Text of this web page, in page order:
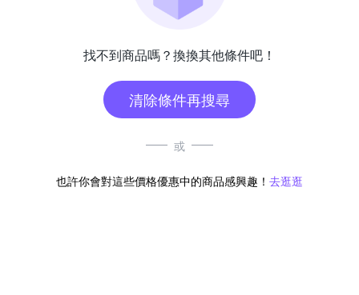
找不到商品嗎？換換其他條件吧！
清除條件再搜尋
或
也許你會對這些價格優惠中的商品感興趣！ 去逛逛